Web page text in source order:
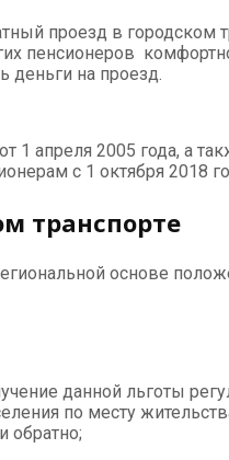
проезд в городском
пенсионеров
деньги на проезд.
1 апреля 2005 года, а
с 1 октября 2018
транспорте
основе
данной льготы
по месту
обратно;